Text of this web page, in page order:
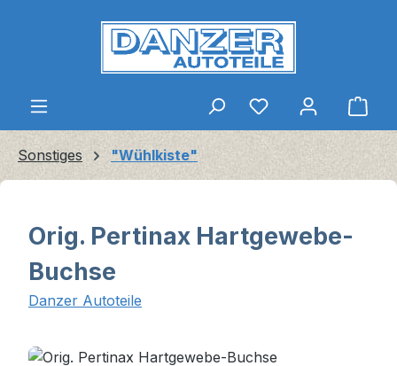
Zum Hauptinhalt springen
Sonstiges "Wühlkiste"
Orig. Pertinax Hartgewebe-
Buchse
Danzer Autoteile
Bildergalerie überspringen